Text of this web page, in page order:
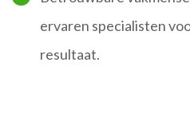
ervaren specialisten
resultaat.